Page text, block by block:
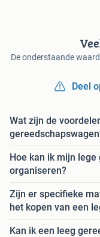
De onderstaande
Deel
Wat zijn de
Hoe kan ik mijn
organiseren?
Zijn er specifieke
het kopen van een
Kan ik een leeg